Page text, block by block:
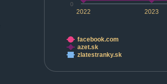
2022 2023
0
facebook.com
azet.sk
zlatestranky.sk